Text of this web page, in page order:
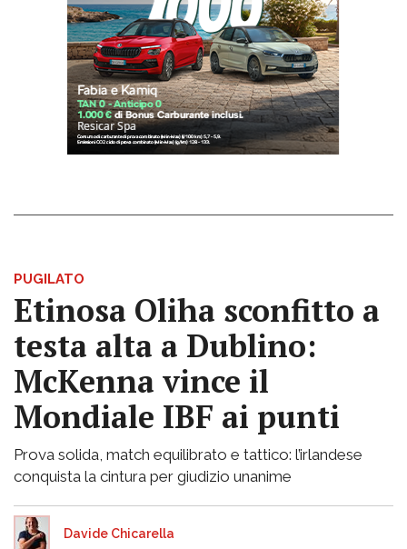
PUGILATO
Etinosa Oliha sconfitto a
testa alta a Dublino:
McKenna vince il
Mondiale IBF ai punti
Prova solida, match equilibrato e tattico: l’irlandese
conquista la cintura per giudizio unanime
Davide Chicarella